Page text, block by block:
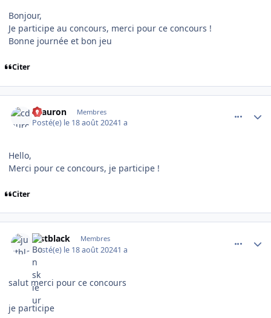
Bonjour,
Je participe au concours, merci pour ce concours !
Bonne journée et bon jeu
Citer
cdauron Membres
Posté(e) le 18 août 20241 a
Hello,
Merci pour ce concours, je participe !
Citer
justblack Membres
Posté(e) le 18 août 20241 a
salut merci pour ce concours
je participe